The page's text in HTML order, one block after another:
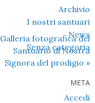
Archivio
I nostri santuari
News
Senza categoria
META
Accedi
Galleria fotografica del
Santuario di Nostra
Signora del prodigio »